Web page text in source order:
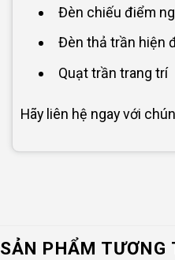
Đèn chiếu điểm
Đèn thả trần hiện
Quạt trần trang trí
Hãy liên hệ ngay với
SẢN PHẨM TƯƠNG